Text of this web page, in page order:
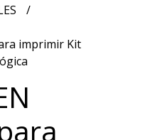
imprimir Kit